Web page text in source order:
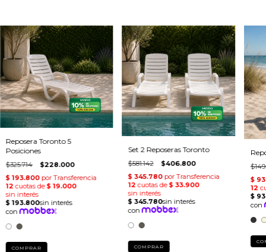
Reposera Toronto 5
Posiciones
$325.714 $228.000
COMPRAR
Set 2 Reposeras Toronto
$581.142 $406.800
COMPRAR